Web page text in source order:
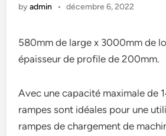
byadmin • décembre 6, 2022
580mm de large x 3000mm de
épaisseur de profile de 200mm.
Avec une capacité maximale de
rampes sont idéales pour une
rampes de chargement de